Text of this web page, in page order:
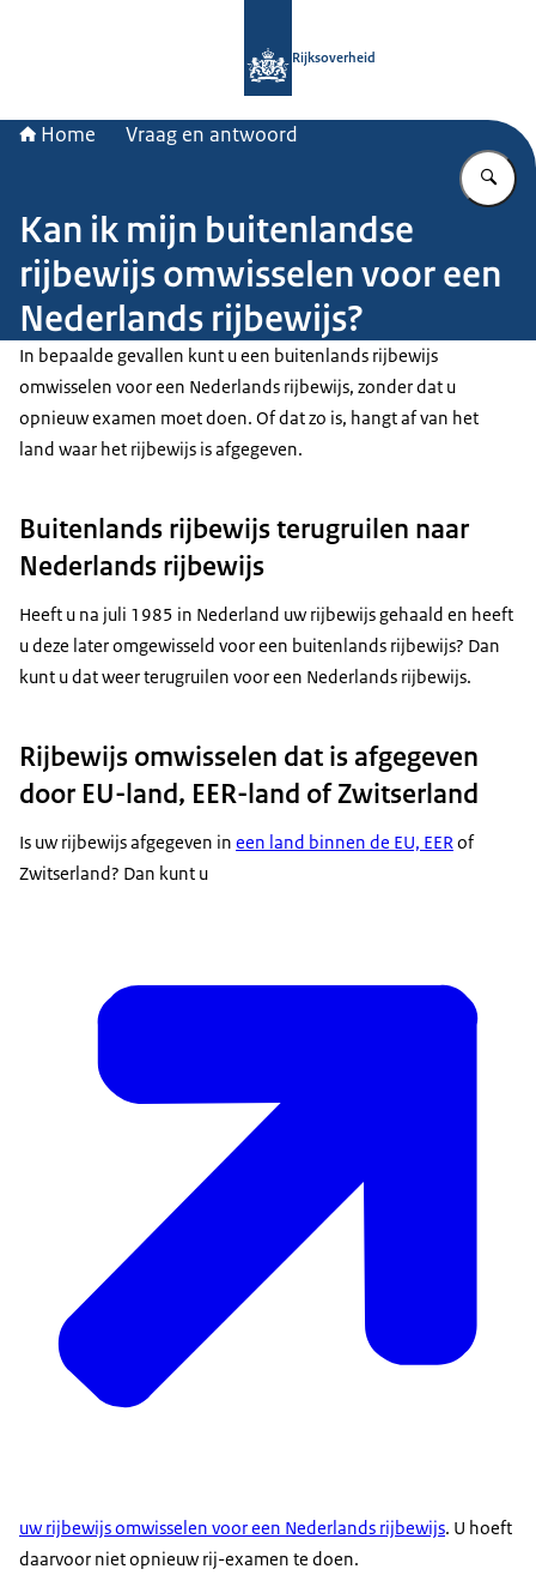
Rijksoverheid
Home Vraag en antwoord
Kan ik mijn buitenlandse
rijbewijs omwisselen voor een
Nederlands rijbewijs?
In bepaalde gevallen kunt u een buitenlands rijbewijs
omwisselen voor een Nederlands rijbewijs, zonder dat u
opnieuw examen moet doen. Of dat zo is, hangt af van het
land waar het rijbewijs is afgegeven.
Buitenlands rijbewijs terugruilen naar
Nederlands rijbewijs
Heeft u na juli 1985 in Nederland uw rijbewijs gehaald en heeft
u deze later omgewisseld voor een buitenlands rijbewijs? Dan
kunt u dat weer terugruilen voor een Nederlands rijbewijs.
Rijbewijs omwisselen dat is afgegeven
door EU-land, EER-land of Zwitserland
Is uw rijbewijs afgegeven in een land binnen de EU, EERof
Zwitserland? Dan kunt u
uw rijbewijs omwisselen voor een Nederlands rijbewijs. U hoeft
daarvoor niet opnieuw rij-examen te doen.